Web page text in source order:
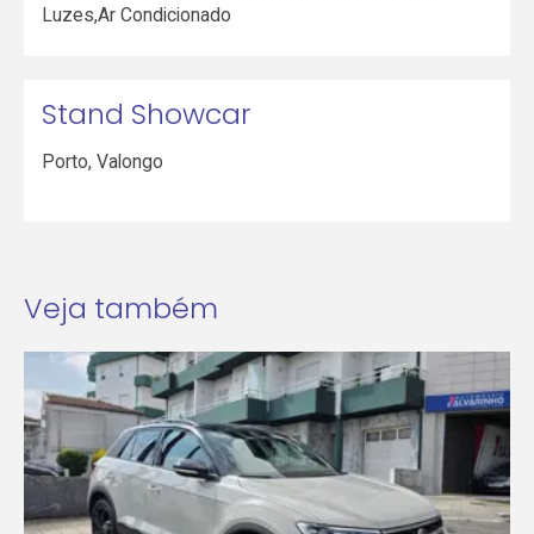
Luzes,Ar Condicionado
Stand Showcar
Porto,Valongo
Veja também